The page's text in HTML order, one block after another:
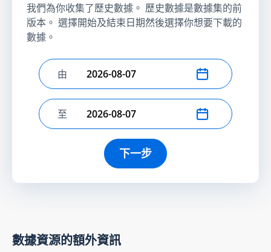
我們為你收集了歷史數據。 歷史數據是數據集的前
版本。 選擇開始及結束日期然後選擇你想要下載的
數據。
選擇開始日期
由
選擇結束日期
至
下一步
數據資源的額外資訊